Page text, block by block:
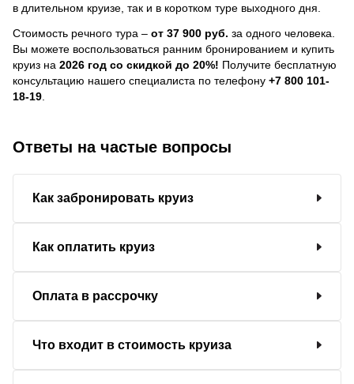
в длительном круизе, так и в коротком туре выходного дня.
Стоимость речного тура – от 37 900 руб. за одного человека.
Вы можете воспользоваться ранним бронированием и купить
круиз на 2026 год со скидкой до 20%! Получите бесплатную
консультацию нашего специалиста по телефону +7 800 101-
18-19
Ответы на частые вопросы
Как забронировать круиз
Как оплатить круиз
Оплата в рассрочку
Что входит в стоимость круиза